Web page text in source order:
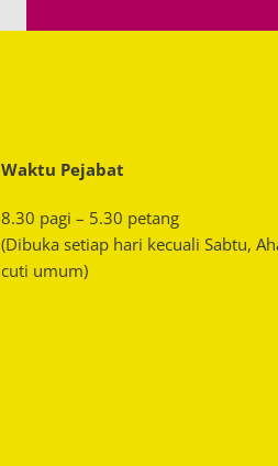
Waktu Pejabat
8.30 pagi – 5.30 petang
(Dibuka setiap hari kecuali Sabtu,
cuti umum)